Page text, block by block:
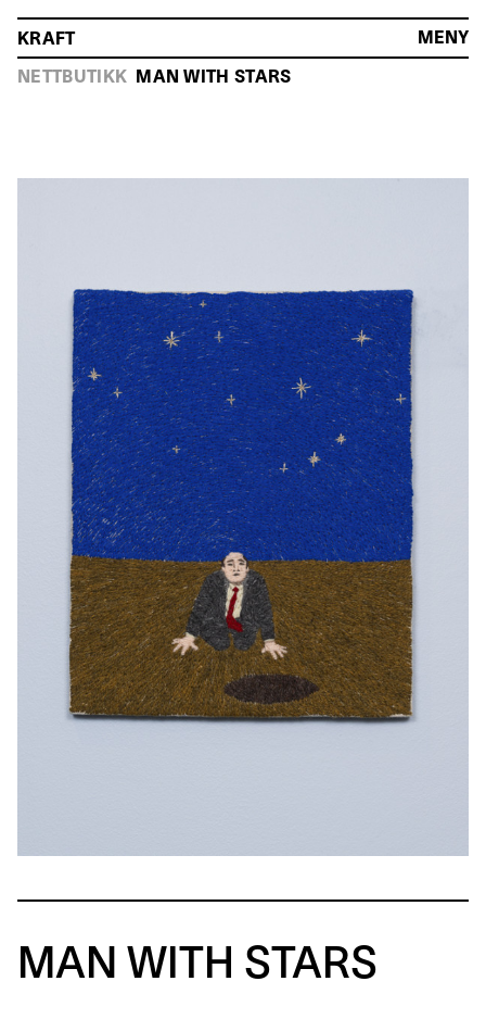
KRAFT
MENY
HOVEDMENY
NETTBUTIKK MAN WITH STARS
MAN WITH STARS